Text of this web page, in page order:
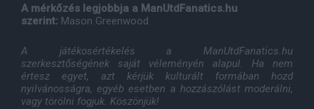
A mérkőzés legjobbja a ManUtdFanatics.hu
szerint: Mason Greenwood
A játékosértékelés a ManUtdFanatics.hu
szerkesztőségének saját véleményén alapul. Ha nem
értesz egyet, azt kérjük kulturált formában hozd
nyilvánosságra, egyéb esetben a hozzászólást moderálni,
vagy törölni fogjuk. Köszönjük!